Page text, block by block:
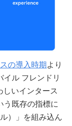
の導入時期 より
ル フレンドリ
しいインタース
う既存の指標に
）」を組み込ん